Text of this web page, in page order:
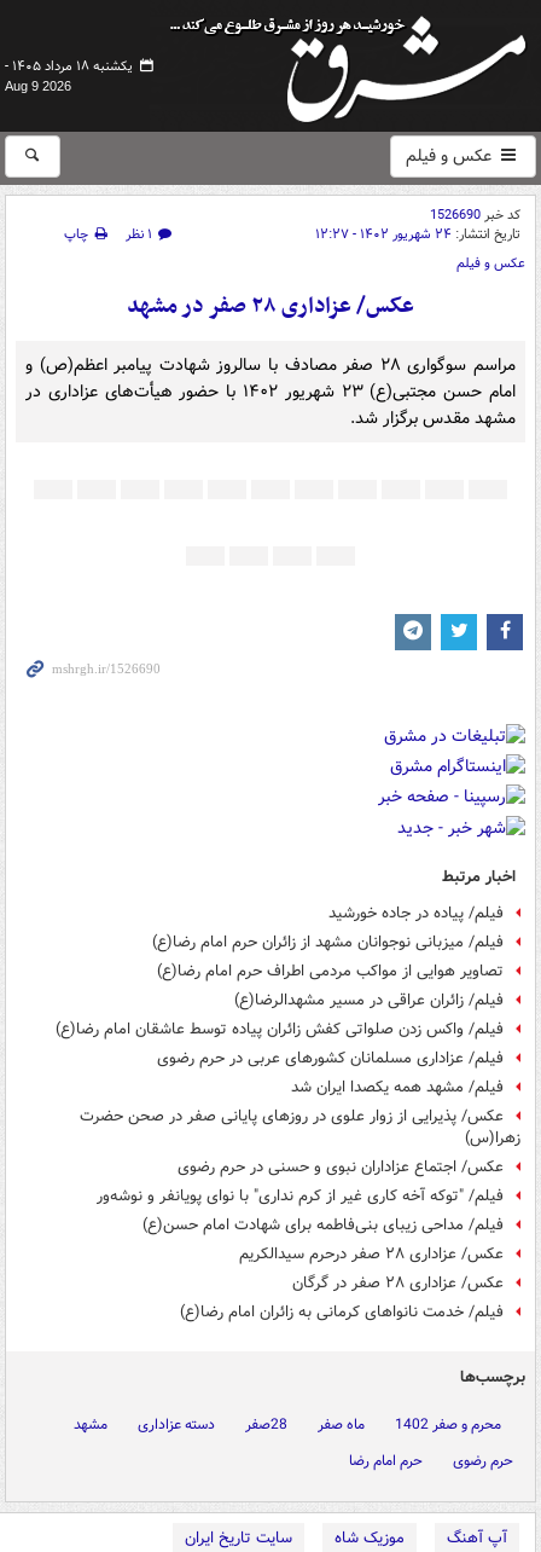
یکشنبه ۱۸ مرداد ۱۴۰۵ -
Aug 9 2026
عکس و فیلم
کد خبر1526690
تاریخ انتشار: ۲۴ شهریور ۱۴۰۲ - ۱۲:۲۷ ۱ نظر
چاپ
عکس و فیلم
عکس/ عزاداری ۲۸ صفر در مشهد
مراسم سوگواری ۲۸ صفر مصادف با سالروز شهادت پیامبر اعظم(ص) و
امام حسن مجتبی(ع) ۲۳ شهریور ۱۴۰۲ با حضور هیأت‌های عزاداری در
مشهد مقدس برگزار شد.
اخبار مرتبط
فیلم/ پیاده در جاده خورشید
فیلم/ میزبانی نوجوانان مشهد از زائران حرم امام رضا(ع)
تصاویر هوایی از مواکب مردمی اطراف حرم امام رضا(ع)
فیلم/ زائران عراقی در مسیر مشهدالرضا(ع)
فیلم/ واکس زدن صلواتی کفش زائران پیاده توسط عاشقان امام رضا(ع)
فیلم/ عزاداری مسلمانان کشورهای عربی در حرم رضوی
فیلم/ مشهد همه یکصدا ایران شد
عکس/ پذیرایی از زوار علوی در روزهای پایانی صفر در صحن حضرت
زهرا(س)
عکس/ اجتماع عزاداران نبوی و حسنی در حرم رضوی
فیلم/ "توکه آخه کاری غیر از کرم نداری" با نوای پویانفر و نوشه‌ور
فیلم/ مداحی زیبای بنی‌فاطمه برای شهادت امام حسن(ع)
عکس/ عزاداری ۲۸ صفر درحرم سیدالکریم
عکس/ عزاداری ۲۸ صفر در گرگان
فیلم/ خدمت نانواهای کرمانی به زائران امام رضا(ع)
برچسب‌ها
محرم و صفر 1402 ماه صفر 28صفر دسته عزاداری
مشهد
حرم رضوی
حرم امام رضا
آپ آهنگ موزیک شاه
سایت تاریخ ایران